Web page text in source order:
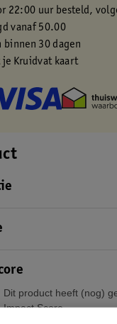
22:00 uur besteld,
vanaf 50.00
binnen 30 dagen
je Kruidvat kaart
Dit product heeft (nog)
Impact Score.